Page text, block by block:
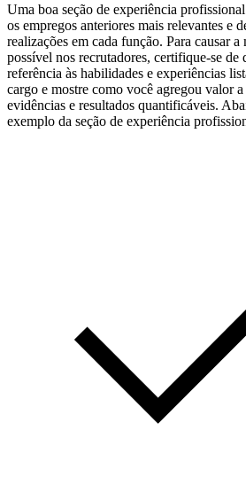
Uma boa seção de experiência
os empregos anteriores mais relevantes e
realizações em cada função. Para causar
possível nos recrutadores, certifique-se de
referência às habilidades e experiências
cargo e mostre como você agregou valor
evidências e resultados quantificáveis.
exemplo da seção de experiência